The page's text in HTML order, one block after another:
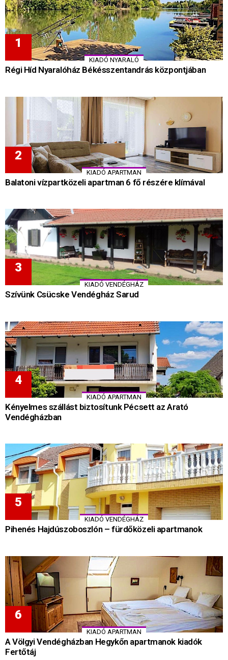
KIADÓ NYARALÓ
Régi Híd Nyaralóház Békésszentandrás központjában
KIADÓ APARTMAN
Balatoni vízpartközeli apartman 6 fő részére klímával
KIADÓ VENDÉGHÁZ
Szívünk Csücske Vendégház Sarud
KIADÓ APARTMAN
Kényelmes szállást biztosítunk Pécsett az Arató
Vendégházban
KIADÓ VENDÉGHÁZ
Pihenés Hajdúszoboszlón – fürdőközeli apartmanok
KIADÓ APARTMAN
A Völgyi Vendégházban Hegykőn apartmanok kiadók
Fertőtáj